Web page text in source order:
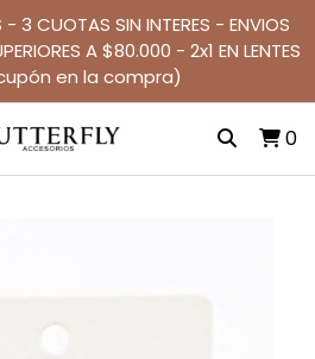
- 3 CUOTAS SIN INTERES - ENVIOS
A $80.000 - 2x1 EN LENTES
en la compra)
0